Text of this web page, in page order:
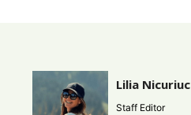
Lilia Nicuriuc
Staff Editor